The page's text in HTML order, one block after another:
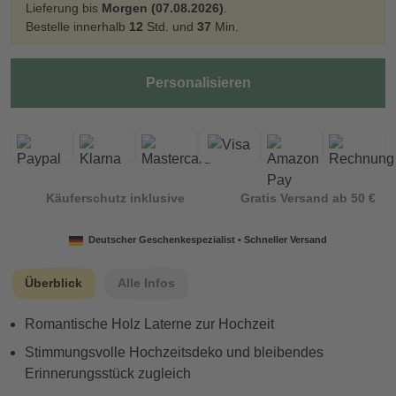
Lieferung bis Morgen (07.08.2026).
Bestelle innerhalb 12 Std. und 37 Min.
Personalisieren
Käuferschutz inklusive Gratis Versand ab 50 €
Deutscher Geschenkespezialist • Schneller Versand
Überblick Alle Infos
Romantische Holz Laterne zur Hochzeit
Stimmungsvolle Hochzeitsdeko und bleibendes
Erinnerungsstück zugleich